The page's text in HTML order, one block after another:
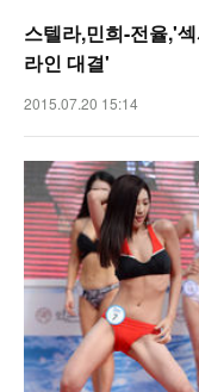
스텔라,민희-전율,'
라인 대결'
2015.07.20 15:14